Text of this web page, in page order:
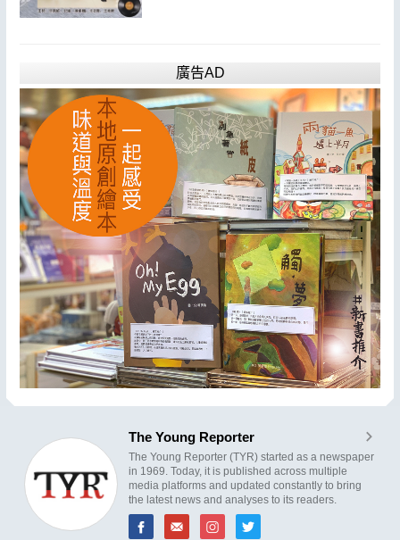
廣告AD
The Young Reporter
The Young Reporter (TYR) started as a newspaper
in 1969. Today, it is published across multiple
media platforms and updated constantly to bring
the latest news and analyses to its readers.